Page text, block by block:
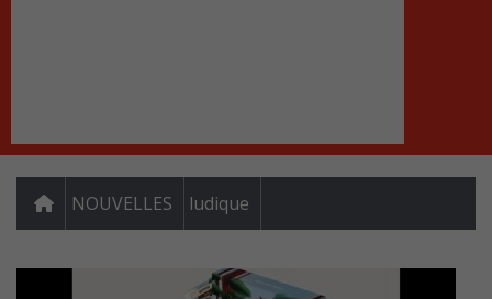
NOUVELLES ludique